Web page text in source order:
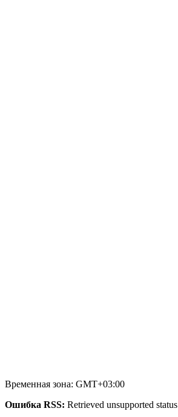
Временная зона: GMT+03:00
Ошибка RSS: Retrieved unsupported